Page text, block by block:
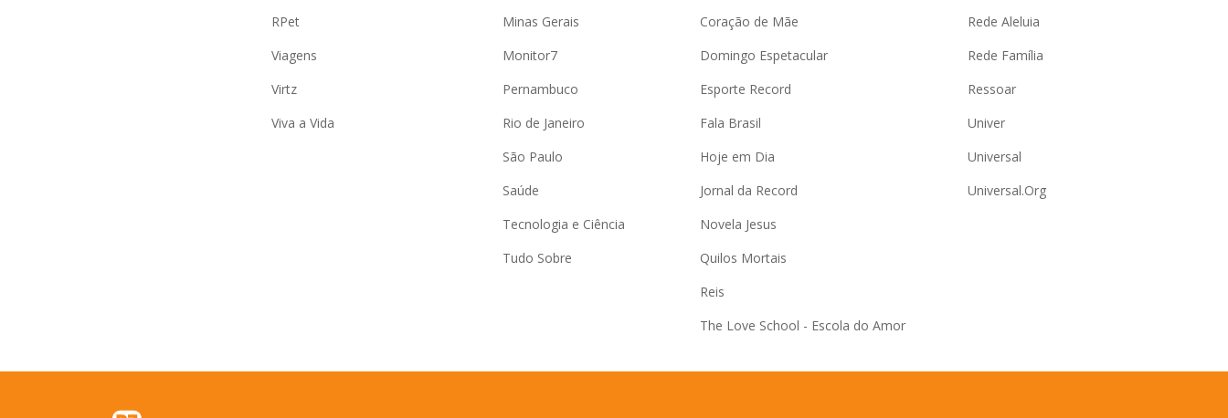
RPet
Viagens
Virtz
Viva a Vida
Minas Gerais
Monitor7
Pernambuco
Rio de Janeiro
São Paulo
Saúde
Tecnologia e Ciência
Tudo Sobre
Coração de Mãe
Domingo Espetacular
Esporte Record
Fala Brasil
Hoje em Dia
Jornal da Record
Novela Jesus
Quilos Mortais
Reis
The Love School - Escola do Amor
Rede Aleluia
Rede Família
Ressoar
Univer
Universal
Universal.Org